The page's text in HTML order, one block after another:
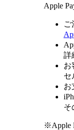
Apple
ご
詳
お
セ
お
そ
※Apple